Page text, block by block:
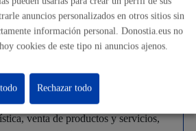
precios públicos, certificados, fianzas,
domiciliación
venta de productos y servicios,
anuncios personalizados en otros sitios sin
información personal. Donostia.eus no
cookies de este tipo ni anuncios ajenos.
Rechazar todo